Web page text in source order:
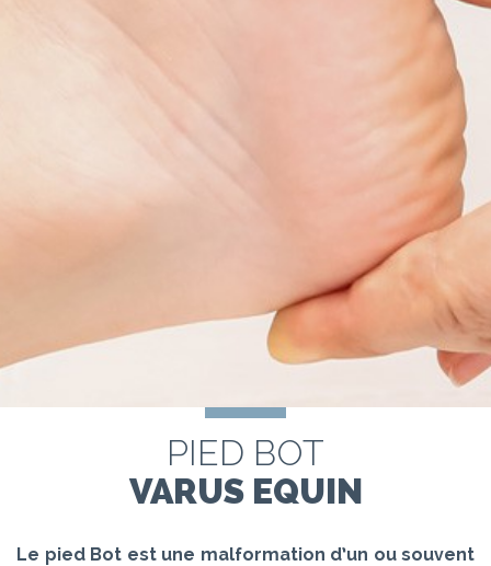
PIED BOT
VARUS EQUIN
Le pied Bot est une malformation d’un ou souvent